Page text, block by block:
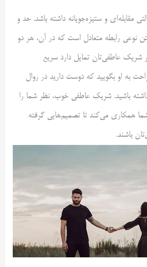
مقابله‌ای و ستیزه‌جویانه داشته باشد. حد و
نوعی رابطه متعادل است که در آن، هر دو
شریک عاطفی‌تان تمایل دارد سریع
به او بگویید که دوست دارید در روال
باشید. شریک عاطفی خوب، نظر شما را
همکاری می‌کند تا تصمیم‌هایی گرفته
باشند.